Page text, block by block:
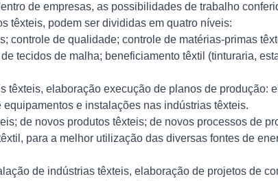
de empresas, as possibilidades de trabalho
têxteis, podem ser divididas em quatro níveis:
controle de qualidade; controle de matérias-primas
tecidos de malha; beneficiamento têxtil (tinturaria,
elaboração execução de planos de produção:
e instalações nas indústrias têxteis.
de novos produtos têxteis; de novos processos de
para a melhor utilização das diversas fontes de
de indústrias têxteis, elaboração de projetos de